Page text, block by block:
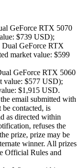
GeForce RTX 5070
$739 USD);
GeForce RTX
market value: $599
GeForce RTX 5060
value: $577 USD);
$1,915 USD.
email submitted with
contacted, is
as directed within
refuses the
prize, prize may be
winner. All prizes
Official Rules and